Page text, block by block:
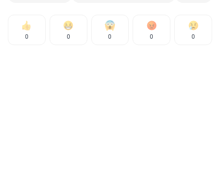
0 0 0 0 0